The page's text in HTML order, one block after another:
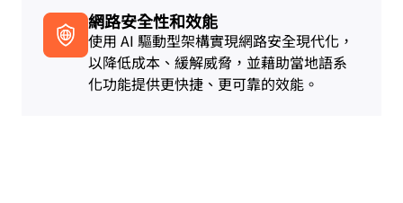
網路安全性和效能
使用 AI 驅動型架構實現網路安全現代化，
以降低成本、緩解威脅，並藉助當地語系
化功能提供更快捷、更可靠的效能。